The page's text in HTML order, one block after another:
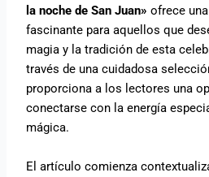
la noche de San Juan»ofrece
fascinante para aquellos que
magia y la tradición de esta
través de una cuidadosa
proporciona a los lectores una
conectarse con la energía
mágica.
El artículo comienza